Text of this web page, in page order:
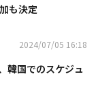
も決定
2024/07/05 16:18
韓国でのスケジュ